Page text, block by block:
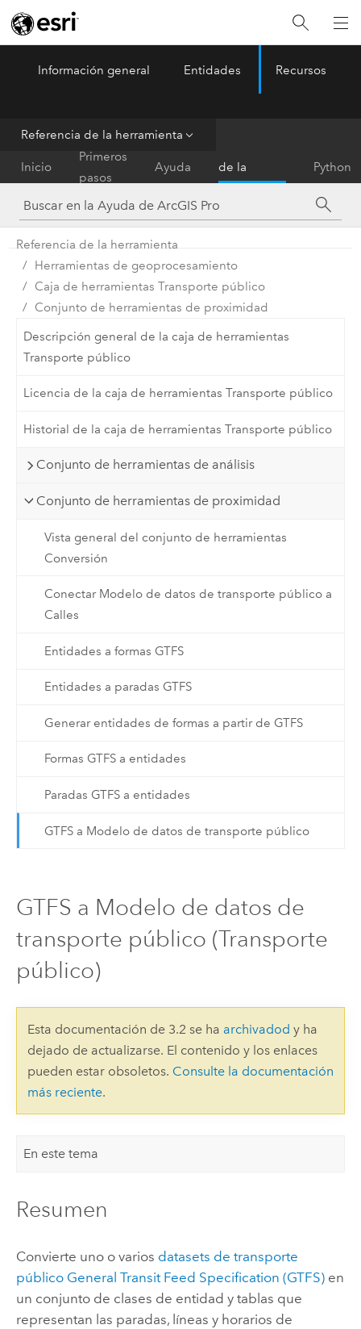
ArcGIS Pro Menu
Información general Entidades Recursos
Referencia de la herramienta
Inicio
Primeros
pasos
Ayuda
de la
herramienta
Python
Referencia de la herramienta
Herramientas de geoprocesamiento
Caja de herramientas Transporte público
Conjunto de herramientas de proximidad
Descripción general de la caja de herramientas
Transporte público
Licencia de la caja de herramientas Transporte público
Historial de la caja de herramientas Transporte público
Conjunto de herramientas de análisis
Conjunto de herramientas de proximidad
Vista general del conjunto de herramientas
Conversión
Conectar Modelo de datos de transporte público a
Calles
Entidades a formas GTFS
Entidades a paradas GTFS
Generar entidades de formas a partir de GTFS
Formas GTFS a entidades
Paradas GTFS a entidades
GTFS a Modelo de datos de transporte público
GTFS a Modelo de datos de
transporte público (Transporte
público)
Esta documentación de 3.2 se ha archivadod y ha
dejado de actualizarse. El contenido y los enlaces
pueden estar obsoletos. Consulte la documentación
más reciente.
En este tema
Resumen
Convierte uno o varios datasets de transporte
público General Transit Feed Specification (GTFS)en
un conjunto de clases de entidad y tablas que
representan las paradas, líneas y horarios de